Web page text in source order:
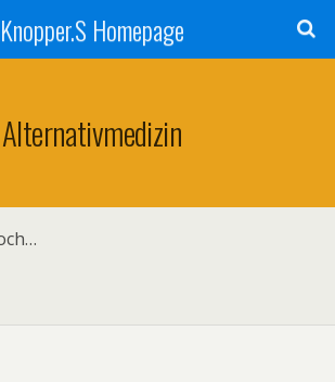
Knopper.S Homepage
Alternativmedizin